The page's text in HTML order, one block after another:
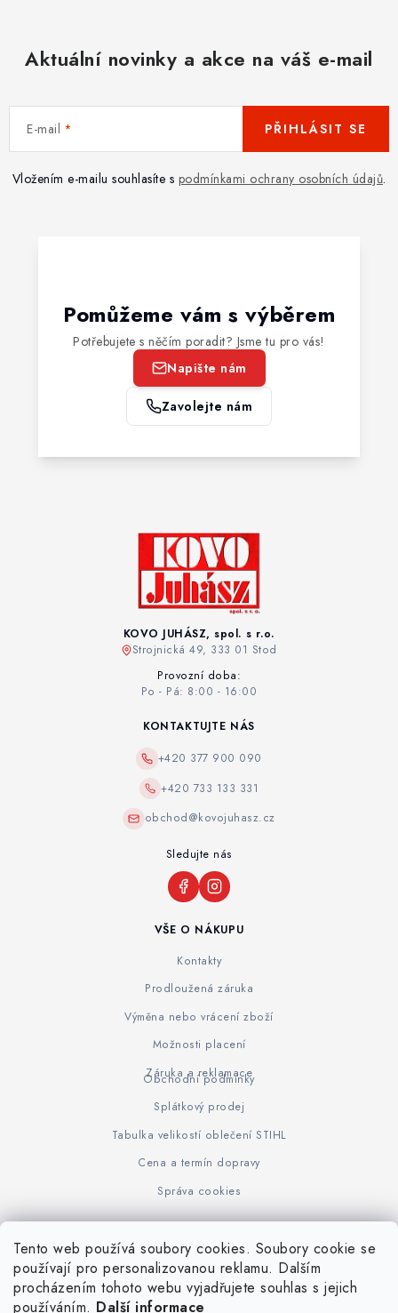
Tento web používá soubory cookies. Soubory cookie se
používají pro personalizovanou reklamu. Dalším
procházením tohoto webu vyjadřujete souhlas s jejich
používáním. Další informace
Aktuální novinky a akce na váš e-mail
E-mail
Vložením e-mailu souhlasíte s podmínkami ochrany osobních údajů.
PŘIHLÁSIT SE
Pomůžeme vám s výběrem
Potřebujete s něčím poradit? Jsme tu pro vás!
Napište nám
Zavolejte nám
KOVO JUHÁSZ, spol. s r.o.
Strojnická 49, 333 01 Stod
Provozní doba:
Po - Pá: 8:00 - 16:00
VŠE O NÁKUPU
Kontakty
Prodloužená záruka
Výměna nebo vrácení zboží
Možnosti placení
Záruka a reklamace
Obchodní podmínky
Splátkový prodej
Tabulka velikostí oblečení STIHL
Cena a termín dopravy
Správa cookies
KONTAKTUJTE NÁS
+420 377 900 090
+420 733 133 331
obchod@kovojuhasz.cz
Sledujte nás
www.KOVOJUHASZ.cz Výrobce STIHL STIHL Timbersport